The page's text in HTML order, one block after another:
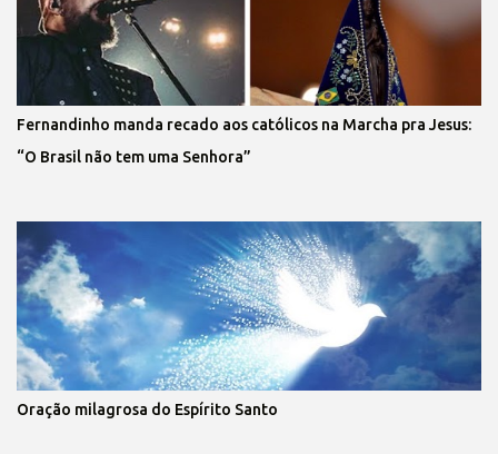
Fernandinho manda recado aos católicos na Marcha pra Jesus:
“O Brasil não tem uma Senhora”
Oração milagrosa do Espírito Santo